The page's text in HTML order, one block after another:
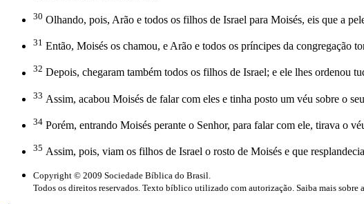
30 Olhando, pois, Arão e todos os filhos de Israel para Moisés, eis que a
31 Então, Moisés os chamou, e Arão e todos os príncipes da congregação
32 Depois, chegaram também todos os filhos de Israel; e ele lhes ordenou
33 Assim, acabou Moisés de falar com eles e tinha posto um véu sobre o
34 Porém, entrando Moisés perante o Senhor, para falar com ele, tirava o
35 Assim, pois, viam os filhos de Israel o rosto de Moisés e que
Copyright © 2009 Sociedade Bíblica do Brasil.
Todos os direitos reservados. Texto bíblico utilizado com autorização. Saiba mais sobre